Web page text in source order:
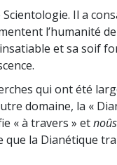
église
base de la
Une introduction
–
la grandeur ?
Il a
l’humanité
et sa soif
qui ont été
domaine, la «
« à travers » etnoûs
la Dianétique